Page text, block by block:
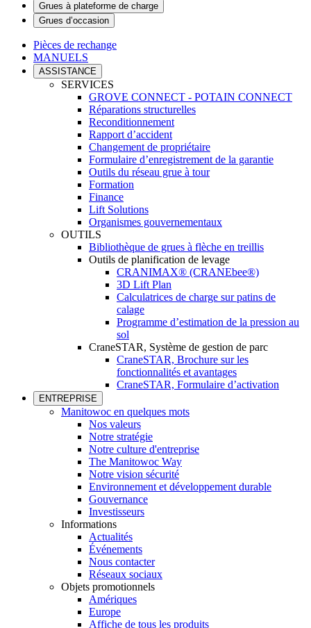
Grues à plateforme de charge
Grues d’occasion
Pièces de rechange
MANUELS
ASSISTANCE
SERVICES
GROVE CONNECT - POTAIN CONNECT
Réparations structurelles
Reconditionnement
Rapport d’accident
Changement de propriétaire
Formulaire d’enregistrement de la garantie
Outils du réseau grue à tour
Formation
Finance
Lift Solutions
Organismes gouvernementaux
OUTILS
Bibliothèque de grues à flèche en treillis
Outils de planification de levage
CRANIMAX® (CRANEbee®)
3D Lift Plan
Calculatrices de charge sur patins de
calage
Programme d’estimation de la pression au
sol
CraneSTAR, Système de gestion de parc
CraneSTAR, Brochure sur les
fonctionnalités et avantages
CraneSTAR, Formulaire d’activation
ENTREPRISE
Manitowoc en quelques mots
Nos valeurs
Notre stratégie
Notre culture d'entreprise
The Manitowoc Way
Notre vision sécurité
Environnement et développement durable
Gouvernance
Investisseurs
Informations
Actualités
Événements
Nous contacter
Réseaux sociaux
Objets promotionnels
Amériques
Europe
Affiche de tous les produits